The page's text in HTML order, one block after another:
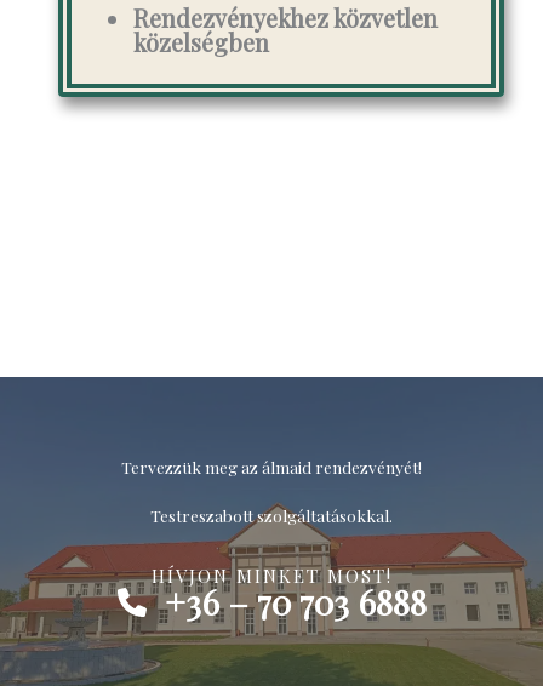
Rendezvényekhez közvetlen
közelségben
Tervezzük meg az álmaid rendezvényét!
Testreszabott szolgáltatásokkal.
HÍVJON MINKET MOST!
+36 – 70 703 6888​